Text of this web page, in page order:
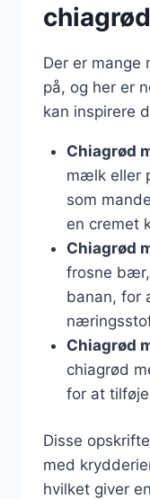
Der er mange
på, og her er
kan inspirere
Chiagrød
mælk eller
som
en cremet
Chiagrød
frosne
banan, for
Chiagrød
chiagrød
for at
Disse
med
hvilket giver